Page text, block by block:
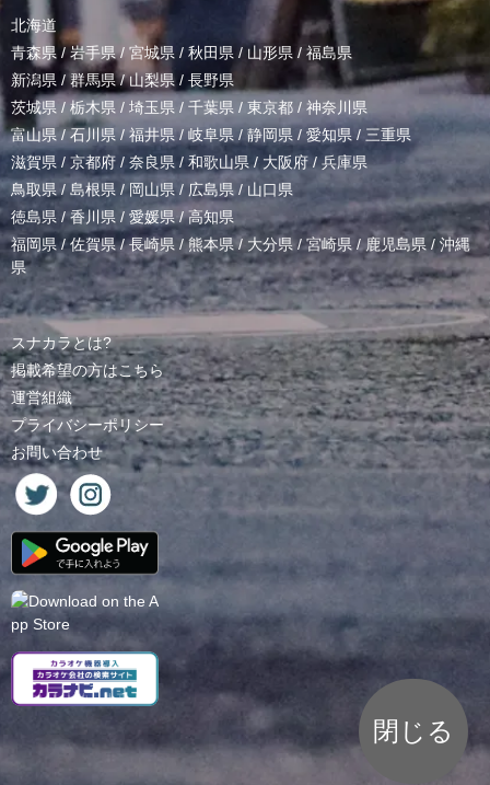
北海道
青森県 / 岩手県/ 宮城県 / 秋田県 / 山形県/ 福島県
新潟県 /群馬県/山梨県 / 長野県
茨城県 / 栃木県 / 埼玉県 / 千葉県 / 東京都 / 神奈川県
富山県 /石川県/福井県/岐阜県 / 静岡県 / 愛知県 / 三重県
滋賀県 / 京都府 / 奈良県 / 和歌山県/ 大阪府 /兵庫県
鳥取県/ 島根県 /岡山県/ 広島県 / 山口県
徳島県 /香川県 / 愛媛県/高知県
福岡県/佐賀県/長崎県 /熊本県/ 大分県/宮崎県 /鹿児島県 / 沖縄
県
スナカラとは?
掲載希望の方はこちら
運営組織
プライバシーポリシー
お問い合わせ
閉じる